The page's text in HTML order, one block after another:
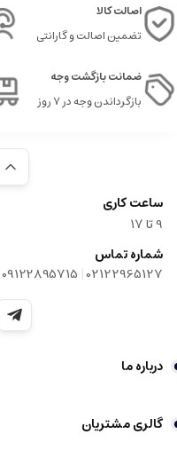
اصالت کالا
تضمین اصالت و گارانتی
ضمانت بازگشت وجه
بازگرداندن وجه در ۷ روز
ساعت کاری
9‌ تا ۱۷
شماره تماس
02122965127
|
09122895715
درباره ما
گالری مشتریان